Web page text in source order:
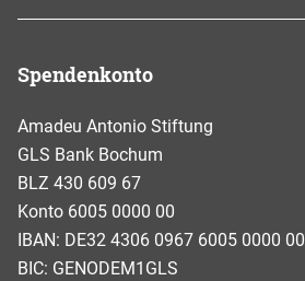
Spendenkonto
Amadeu Antonio Stiftung
GLS Bank Bochum
BLZ 430 609 67
Konto 6005 0000 00
IBAN: DE32 4306 0967 6005 0000 00
BIC: GENODEM1GLS